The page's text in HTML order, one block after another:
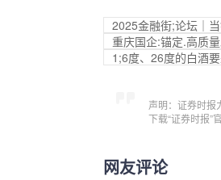
2025金融街;论坛｜
重庆国企:锚定.高质
1;6度、26度的白酒
声明：证券时报
下载“证券时报”
网友评论